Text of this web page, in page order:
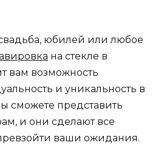
юбилей или любое
на стекле в
вам возможность
и уникальность в
сможете представить
и они сделают все
ваши ожидания.